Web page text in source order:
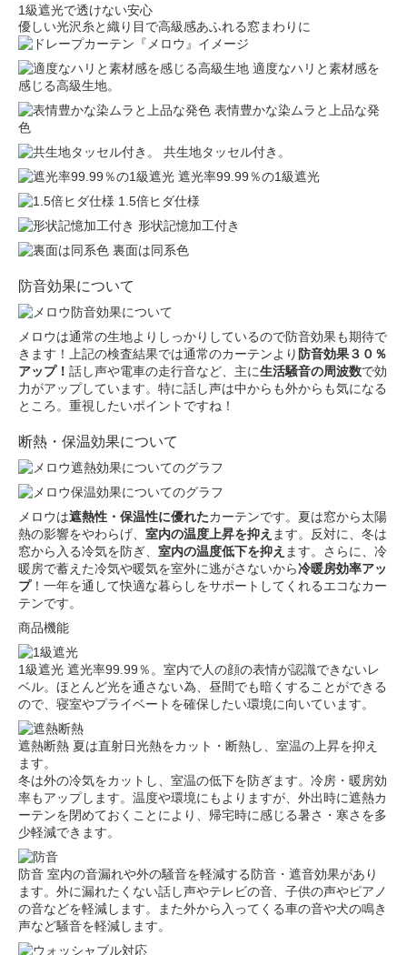
1級遮光で透けない安心
優しい光沢糸と織り目で高級感あふれる窓まわりに
適度なハリと素材感を
感じる高級生地。
表情豊かな染ムラと上品な発
色
共生地タッセル付き。
遮光率99.99％の1級遮光
1.5倍ヒダ仕様
形状記憶加工付き
裏面は同系色
防音効果について
メロウは通常の生地よりしっかりしているので防音効果も期待で
きます！上記の検査結果では通常のカーテンより 防音効果３０％
アップ！ 話し声や電車の走行音など、主に生活騒音の周波数で効
力がアップしています。特に話し声は中からも外からも気になる
ところ。重視したいポイントですね！
断熱・保温効果について
メロウは遮熱性・保温性に優れたカーテンです。夏は窓から太陽
熱の影響をやわらげ、 室内の温度上昇を抑え ます。反対に、冬は
窓から入る冷気を防ぎ、 室内の温度低下を抑え ます。さらに、冷
暖房で蓄えた冷気や暖気を室外に逃がさないから冷暖房効率アッ
プ！一年を通して快適な暮らしをサポートしてくれるエコなカー
テンです。
商品機能
1級遮光 遮光率99.99％。室内で人の顔の表情が認識できないレ
ベル。ほとんど光を通さない為、昼間でも暗くすることができる
ので、寝室やプライベートを確保したい環境に向いています。
遮熱断熱 夏は直射日光熱をカット・断熱し、室温の上昇を抑え
ます。
冬は外の冷気をカットし、室温の低下を防ぎます。冷房・暖房効
率もアップします。温度や環境にもよりますが、外出時に遮熱カ
ーテンを閉めておくことにより、帰宅時に感じる暑さ・寒さを多
少軽減できます。
防音 室内の音漏れや外の騒音を軽減する防音・遮音効果があり
ます。外に漏れたくない話し声やテレビの音、子供の声やピアノ
の音などを軽減します。また外から入ってくる車の音や犬の鳴き
声など騒音を軽減します。